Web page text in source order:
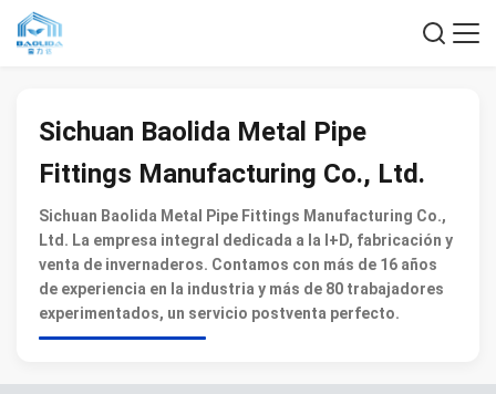
Sichuan Baolida Metal Pipe
Fittings Manufacturing Co., Ltd.
Sichuan Baolida Metal Pipe Fittings Manufacturing Co.,
Ltd. La empresa integral dedicada a la I+D, fabricación y
venta de invernaderos. Contamos con más de 16 años
de experiencia en la industria y más de 80 trabajadores
experimentados, un servicio postventa perfecto.